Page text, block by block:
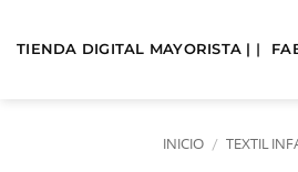
TIENDA DIGITAL MAYORISTA | |
INICIO / TEXTIL